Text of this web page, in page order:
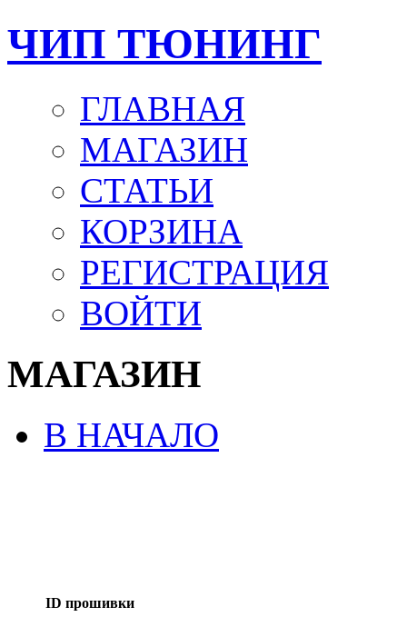
ЧИП ТЮНИНГ
ГЛАВНАЯ
МАГАЗИН
СТАТЬИ
КОРЗИНА
РЕГИСТРАЦИЯ
ВОЙТИ
МАГАЗИН
В НАЧАЛО
ID прошивки